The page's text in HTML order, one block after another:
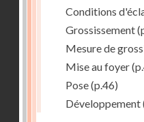
Conditions
Grossissement
Mesure de
Mise au foyer
Pose(p.46)
Développement